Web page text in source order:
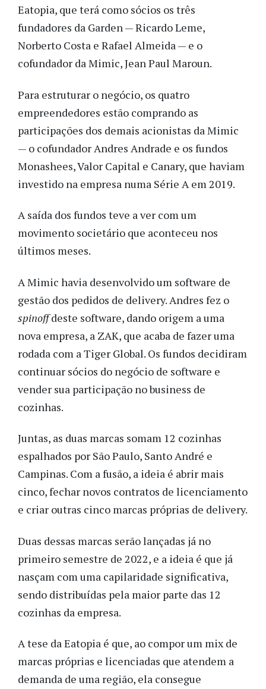
Eatopia, que terá como sócios os três
fundadores da Garden — Ricardo Leme,
Norberto Costa e Rafael Almeida — e o
cofundador da Mimic, Jean Paul Maroun.
Para estruturar o negócio, os quatro
empreendedores estão comprando as
participações dos demais acionistas da Mimic
— o cofundador Andres Andrade e os fundos
Monashees, Valor Capital e Canary, que haviam
investido na empresa numa Série A em 2019.
A saída dos fundos teve a ver com um
movimento societário que aconteceu nos
últimos meses.
A Mimic havia desenvolvido um software de
gestão dos pedidos de delivery. Andres fez o
spinoffdeste software, dando origem a uma
nova empresa, a ZAK, que acaba de fazer uma
rodada com a Tiger Global. Os fundos decidiram
continuar sócios do negócio de software e
vender sua participação no business de
cozinhas.
Juntas, as duas marcas somam 12 cozinhas
espalhados por São Paulo, Santo André e
Campinas. Com a fusão, a ideia é abrir mais
cinco, fechar novos contratos de licenciamento
e criar outras cinco marcas próprias de delivery.
Duas dessas marcas serão lançadas já no
primeiro semestre de 2022, e a ideia é que já
nasçam com uma capilaridade significativa,
sendo distribuídas pela maior parte das 12
cozinhas da empresa.
A tese da Eatopia é que, ao compor um mix de
marcas próprias e licenciadas que atendem a
demanda de uma região, ela consegue